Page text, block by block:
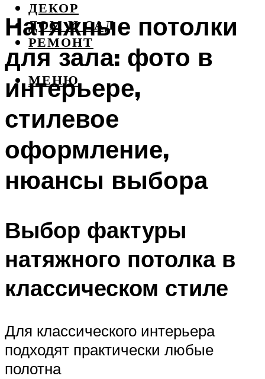
ДЕКОР
ДОМ И САД
РЕМОНТ
МЕНЮ
Натяжные потолки
для зала: фото в
интерьере,
стилевое
оформление,
нюансы выбора
Выбор фактуры
натяжного потолка в
классическом стиле
Для классического интерьера
подходят практически любые
полотна